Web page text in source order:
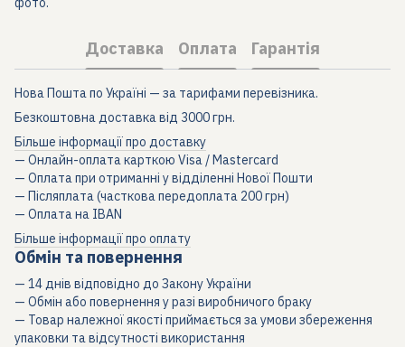
Доставка Оплата Гарантія
Нова Пошта по Україні — за тарифами перевізника.
Безкоштовна доставка від 3000 грн.
Більше інформації про доставку
— Онлайн-оплата карткою Visa / Mastercard
— Оплата при отриманні у відділенні Нової Пошти
— Післяплата (часткова передоплата 200 грн)
— Оплата на IBAN
Більше інформації про оплату
Обмін та повернення
— 14 днів відповідно до Закону України
— Обмін або повернення у разі виробничого браку
— Товар належної якості приймається за умови збереження
упаковки та відсутності використання